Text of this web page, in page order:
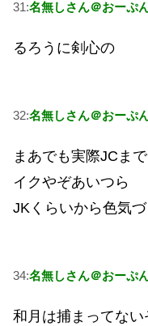
31:名無しさん＠おーぷ
るろうに剣心の
32:名無しさん＠おーぷ
まあでも実際JCま
イクやぞあいつら
JKくらいから色気
34:名無しさん＠おーぷ
和月は捕まってない